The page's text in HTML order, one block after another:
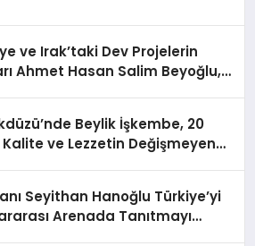
ve Irak’taki Dev Projelerin
Ahmet Hasan Salim Beyoğlu,
GeçirecekBeylik İşkembe, 20
Kalite ve Lezzetin Değişmeyen
Seyithan Hanoğlu Türkiye’yi
Arenada Tanıtmayı